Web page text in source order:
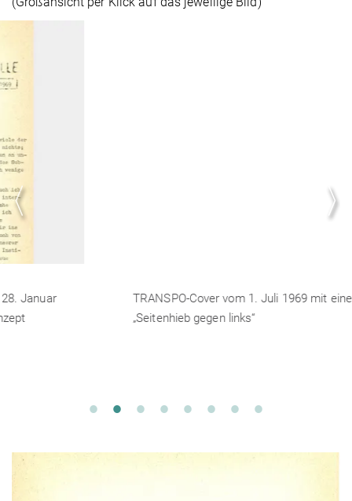
TRANSPO-Cover vom 1. Juli 1969 mit einem
„Seitenhieb gegen links“